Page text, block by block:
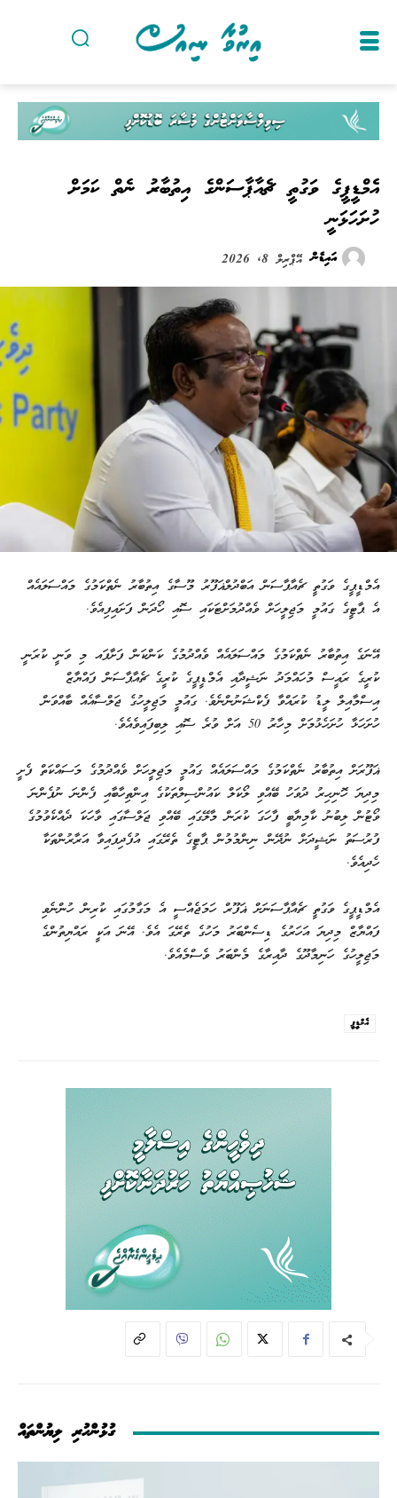
އެމްޑީޕީގެ ވަގުތީ ޗެއާޕާސަންގެ އިތުބާރު ނެތް ކަމަށް
ހުށަހަޅަނީ
އައިޑެން އޭޕްރިލް 8, 2026
އެމްޑީޕީގެ ވަގުތީ ޗެއާޕާސަން އަބްދުލްޣަފޫރު މޫސާގެ އިތުބާރު ނެތްކަމުގެ މައްސަލައެއް
އެ ޕާޓީގެ ގައުމީ މަޖިލީހަށް ވެއްދުމަށްޓަކައި ސޮއި ހޯދަން ފަށައިފިއެވެ.
އޭނަގެ އިތުބާރު ނެތްކަމުގެ މައްސަލައެއް ވެއްދުމުގެ ކަންކަން ފަށާފައ މި ވަނީ ކުރަނީ
ކުރީގެ ރައީސް މުހައްމަދު ނަޝީދާއި އެމްޑީޕީގެ ކުރީގެ ޗެއާޕާސަން ފައްޔާޒް
އިސްމާއިލް ލީޑު ކުރައްވާ ފެކްޝަނުންނެވެ. ގައުމީ މަޖިލީހުގެ ޖަލްސާއެއް ބާއްވަން
ހުށަހަޅާ ހުށަހެޅުމަށް މިހާރު 50 އަށް ވުރެ ސޮއި ލިބިފައިވެއެވެ.
ޣަފޫރަށް އިތުބާރު ނެތްކަމުގެ މައްސަލައެއް ގައުމީ މަޖިލީހަށް ވެއްދުމުގެ މަސައްކަތް ފެށީ
މިދިޔަ ހޮނިހިރު ދުވަހު ބޭއްވި ލޯކަލް ކައުންސިލްތަކުގެ އިންތިހާބާއި ފެންނަ ނުފެންނަ
ވޯޓުން ލިބުނު ކާމިޔާބީ ފާހަގަ ކުރަން މާލޭގައި ބޭއްވި ޖަލްސާގައި ވާހަކަ ދެއްކެވުމުގެ
ފުރުސަތު ނަޝީދަށް ނުދޭން ނިންމުމުން ޕާޓީގެ ތެރޭގައި އުފެދިފައިވާ އަރާރުންތަކާ
ހެދިއެވެ.
އެމްޑީޕީގެ ވަގުތީ ޗެއާޕާސަނަށް ޣަފޫރް ހަމަޖެއްސީ އެ މަގާމުގައި ކުރިން ހުންނެވި
ފައްޔާޒް މިދިޔަ އަހަރުގެ ޑިސެންބަރު މަހުގެ ތެރޭގަ އެވެ. އޭނަ އަކީ ރައްޔިތުންގެ
މަޖިލީހުގެ ހަނިމާދޫގެ ދާއިރާގެ މެންބަރު ވެސްމެއެވެ.
އެމްޑީޕީ
ގުޅުންހުރި ލިޔުންތައް